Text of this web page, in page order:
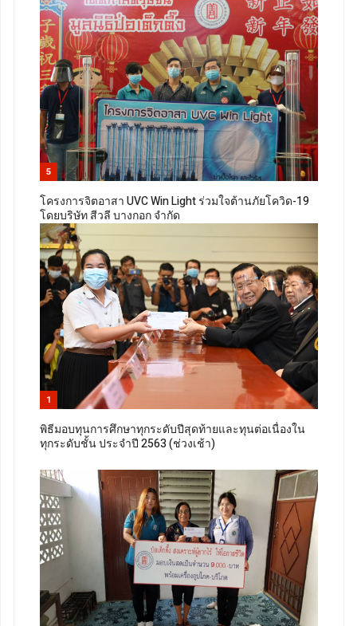
5
โครงการจิตอาสา UVC Win Light ร่วมใจต้านภัยโควิด-19
โดยบริษัท สีวลี บางกอก จำกัด
1
พิธีมอบทุนการศึกษาทุกระดับปีสุดท้ายและทุนต่อเนื่องใน
ทุกระดับชั้น ประจำปี 2563 (ช่วงเช้า)